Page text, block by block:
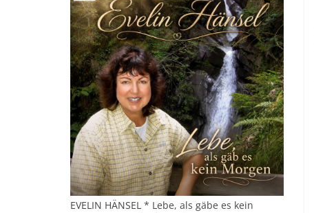
EVELIN HÄNSEL * Lebe, als gäbe es kein